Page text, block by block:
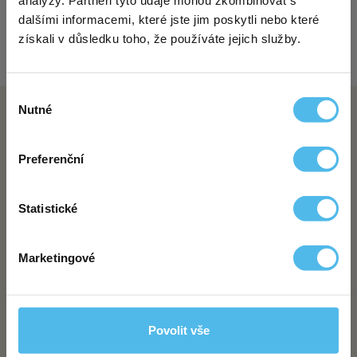
dalšími informacemi, které jste jim poskytli nebo které
získali v důsledku toho, že používáte jejich služby.
souhlasu
Nutné
Preferenční
Statistické
Marketingové
Povolit vše